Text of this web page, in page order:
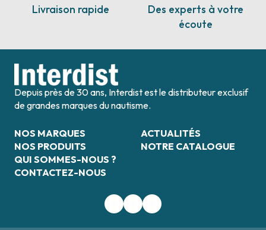
Livraison rapide
Des experts à votre
écoute
Depuis près de 30 ans, Interdist est le distributeur exclusif
de grandes marques du nautisme.
NOS MARQUES
NOS PRODUITS
QUI SOMMES-NOUS ?
CONTACTEZ-NOUS
ACTUALITÉS
NOTRE CATALOGUE